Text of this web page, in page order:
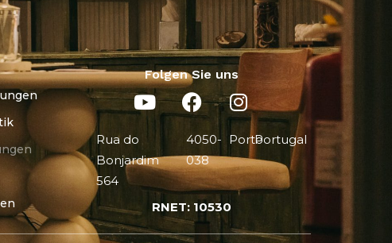
Folgen Sie uns
Rua do
Bonjardim
564
4050-
038
PortoPortugal
RNET: 10530